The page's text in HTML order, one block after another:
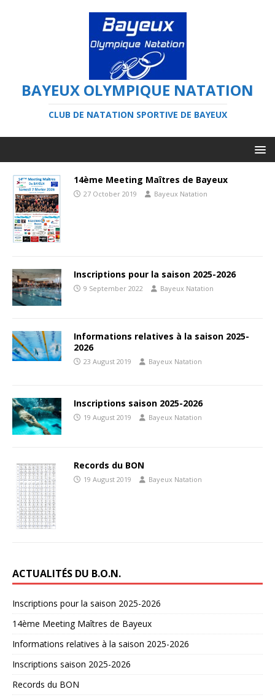
BAYEUX OLYMPIQUE NATATION
CLUB DE NATATION SPORTIVE DE BAYEUX
14ème Meeting Maîtres de Bayeux
27 October 2019 Bayeux Natation
Inscriptions pour la saison 2025-2026
9 September 2022 Bayeux Natation
Informations relatives à la saison 2025-
2026
23 August 2019 Bayeux Natation
Inscriptions saison 2025-2026
19 August 2019 Bayeux Natation
Records du BON
19 August 2019 Bayeux Natation
ACTUALITÉS DU B.O.N.
Inscriptions pour la saison 2025-2026
14ème Meeting Maîtres de Bayeux
Informations relatives à la saison 2025-2026
Inscriptions saison 2025-2026
Records du BON